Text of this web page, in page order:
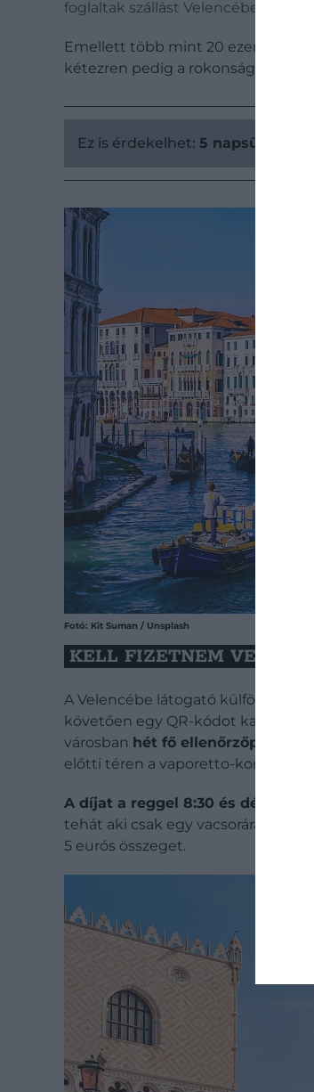
foglaltak szállást Velencében.
Emellett több mint 20 ezer fő
kétezren pedig a rokonsági
Ez is érdekelhet: 5 napsütötte
Fotó: Kit Suman / Unsplash
KELL FIZETNEM
A Velencébe látogató
követően egy QR-kódot kapnak,
városban hét fő ellenőrzőpontot
előtti téren a vaporetto-
A díjat a reggel 8:30 és délután
tehát aki csak egy vacsorára és
5 eurós összeget.